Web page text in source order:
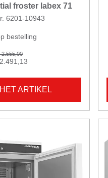
froster labex 71
6201-10943
bestelling
2.555,00
ARTIKEL